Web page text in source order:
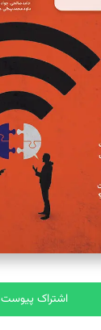
مسجدی آرانی
اشتراک پیوست